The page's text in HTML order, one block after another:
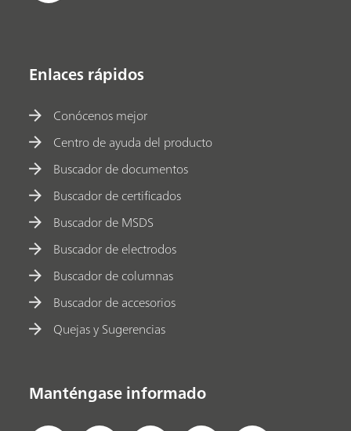
Enlaces rápidos
Conócenos mejor
Centro de ayuda del producto
Buscador de documentos
Buscador de certificados
Buscador de MSDS
Buscador de electrodos
Buscador de columnas
Buscador de accesorios
Quejas y Sugerencias
Manténgase informado